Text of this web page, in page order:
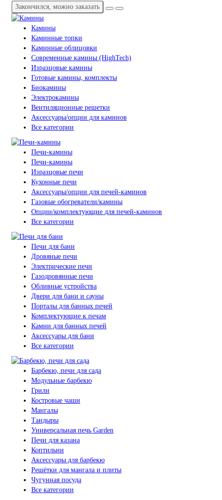
Закончился, можно заказать
Камины
Каминные топки
Каминные облицовки
Современные камины (HighTech)
Изразцовые камины
Готовые камины, комплекты
Биокамины
Электрокамины
Вентиляционные решетки
Аксессуары/опции для каминов
Все категории
Печи-камины
Печи-камины
Изразцовые печи
Кухонные печи
Аксессуары/опции для печей-каминов
Газовые обогреватели/камины
Опции/комплектующие для печей-каминов
Все категории
Печи для бани
Дровяные печи
Электрические печи
Газодровянные печи
Обливные устройства
Двери для бани и сауны
Порталы для банных печей
Комплектующие к печам
Камни для банных печей
Аксессуары для бани
Все категории
Барбекю, печи для сада
Модульные барбекю
Грили
Костровые чаши
Мангалы
Тандыры
Универсальная печь Garden
Печи для казана
Коптильни
Аксессуары для барбекю
Решётки для мангала и плиты
Чугунная посуда
Все категории